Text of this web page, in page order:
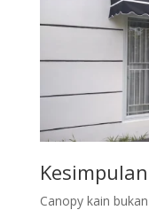
Kesimpulan
Canopy kain